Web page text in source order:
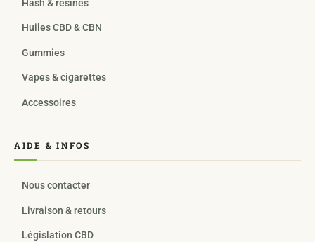
Hash & résines
Huiles CBD & CBN
Gummies
Vapes & cigarettes
Accessoires
AIDE & INFOS
Nous contacter
Livraison & retours
Législation CBD